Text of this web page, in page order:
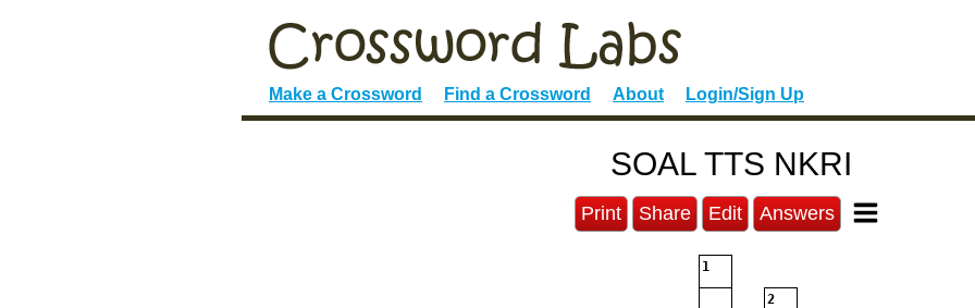
Make a Crossword Find a Crossword About Login/Sign Up
SOAL TTS NKRI
Print Share Edit Answers
1
2